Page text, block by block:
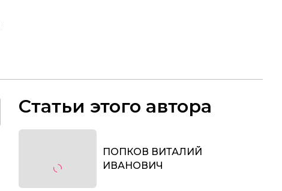
Статьи этого автора
ПОПКОВ ВИТАЛИЙ
ИВАНОВИЧ